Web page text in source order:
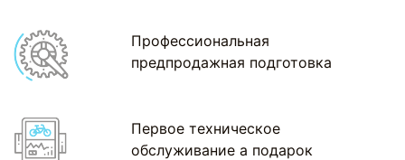
Профессиональная
предпродажная подготовка
Первое техническое
обслуживание а подарок